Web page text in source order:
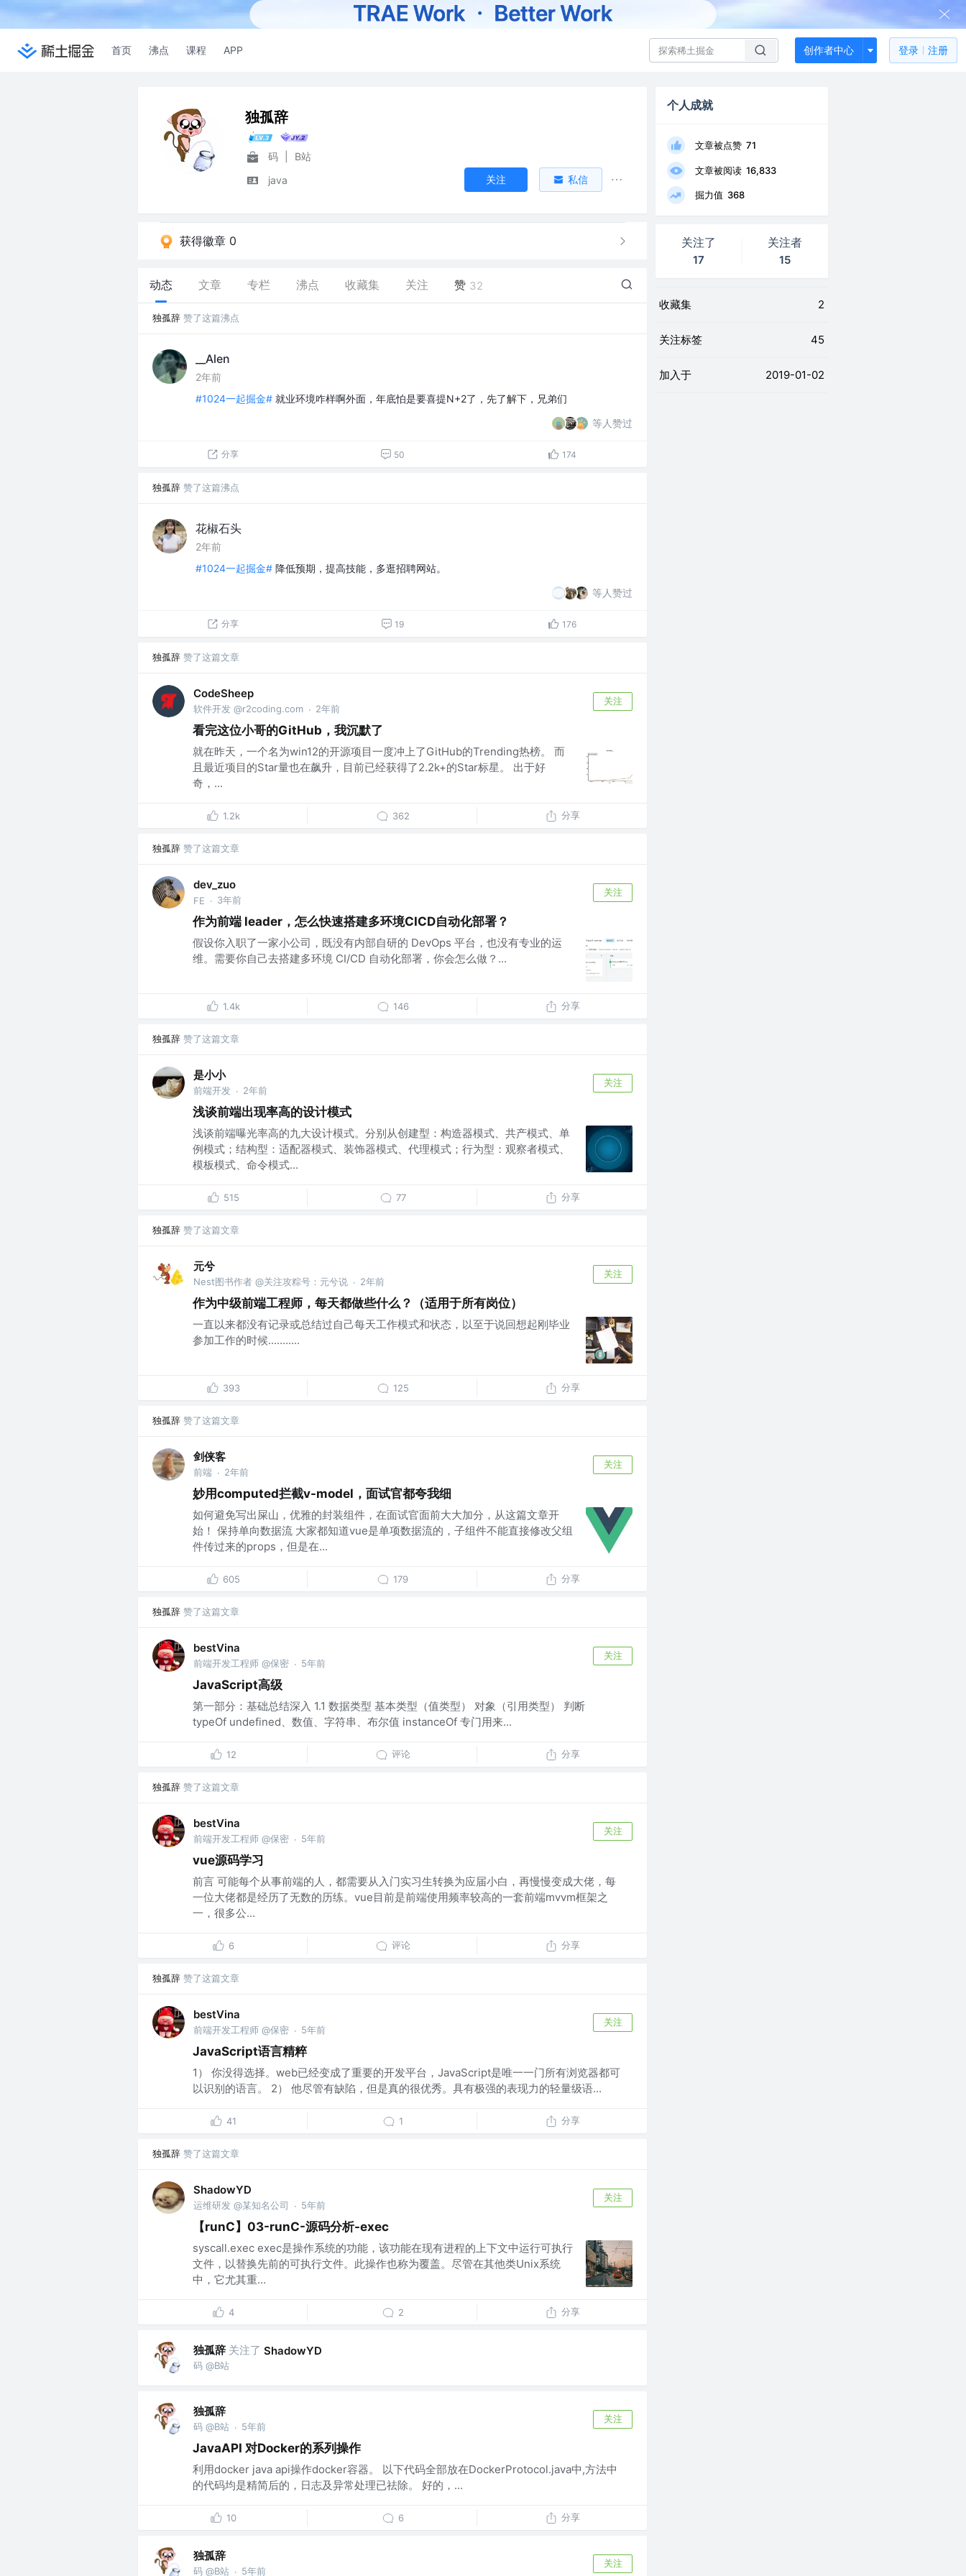
首页 沸点 课程 APP 创作者中心 登录 注册
独孤辞
码
B站
java
关注 私信
获得徽章 0
动态 文章 专栏 沸点 收藏集 关注 赞 32
独孤辞 赞了这篇沸点
__Alen
2年前
#1024一起掘金# 就业环境咋样啊外面，年底怕是要喜提N+2了，先了解下，兄弟们
等人赞过
分享 50 174
独孤辞 赞了这篇沸点
花椒石头
2年前
#1024一起掘金# 降低预期，提高技能，多逛招聘网站。
等人赞过
分享 19 176
独孤辞 赞了这篇文章
CodeSheep
软件开发 @r2coding.com · 2年前
关注
看完这位小哥的GitHub，我沉默了
就在昨天，一个名为win12的开源项目一度冲上了GitHub的Trending热榜。 而
且最近项目的Star量也在飙升，目前已经获得了2.2k+的Star标星。 出于好
奇，...
1.2k 362 分享
独孤辞 赞了这篇文章
dev_zuo
FE · 3年前
关注
作为前端 leader，怎么快速搭建多环境CICD自动化部署？
假设你入职了一家小公司，既没有内部自研的 DevOps 平台，也没有专业的运
维。需要你自己去搭建多环境 CI/CD 自动化部署，你会怎么做？...
1.4k 146 分享
独孤辞 赞了这篇文章
是小小
前端开发 · 2年前
关注
浅谈前端出现率高的设计模式
浅谈前端曝光率高的九大设计模式。分别从创建型：构造器模式、共产模式、单
例模式；结构型：适配器模式、装饰器模式、代理模式；行为型：观察者模式、
模板模式、命令模式...
515 77 分享
独孤辞 赞了这篇文章
元兮
Nest图书作者 @关注攻粽号：元兮说 · 2年前
关注
作为中级前端工程师，每天都做些什么？（适用于所有岗位）
一直以来都没有记录或总结过自己每天工作模式和状态，以至于说回想起刚毕业
参加工作的时候...........
393 125 分享
独孤辞 赞了这篇文章
剑侠客
前端 · 2年前
关注
妙用computed拦截v-model，面试官都夸我细
如何避免写出屎山，优雅的封装组件，在面试官面前大大加分，从这篇文章开
始！ 保持单向数据流 大家都知道vue是单项数据流的，子组件不能直接修改父组
件传过来的props，但是在...
605 179 分享
独孤辞 赞了这篇文章
bestVina
前端开发工程师 @保密 · 5年前
关注
JavaScript高级
第一部分：基础总结深入 1.1 数据类型 基本类型（值类型） 对象（引用类型） 判断
typeOf undefined、数值、字符串、布尔值 instanceOf 专门用来...
12 评论 分享
独孤辞 赞了这篇文章
bestVina
前端开发工程师 @保密 · 5年前
关注
vue源码学习
前言 可能每个从事前端的人，都需要从入门实习生转换为应届小白，再慢慢变成大佬，每
一位大佬都是经历了无数的历练。vue目前是前端使用频率较高的一套前端mvvm框架之
一，很多公...
6 评论 分享
独孤辞 赞了这篇文章
bestVina
前端开发工程师 @保密 · 5年前
关注
JavaScript语言精粹
1） 你没得选择。web已经变成了重要的开发平台，JavaScript是唯一一门所有浏览器都可
以识别的语言。 2） 他尽管有缺陷，但是真的很优秀。具有极强的表现力的轻量级语...
41 1 分享
独孤辞 赞了这篇文章
ShadowYD
运维研发 @某知名公司 · 5年前
关注
【runC】03-runC-源码分析-exec
syscall.exec exec是操作系统的功能，该功能在现有进程的上下文中运行可执行
文件，以替换先前的可执行文件。此操作也称为覆盖。尽管在其他类Unix系统
中，它尤其重...
4 2 分享
独孤辞 关注了 ShadowYD
码 @B站
独孤辞
码 @B站 · 5年前
关注
JavaAPI 对Docker的系列操作
利用docker java api操作docker容器。 以下代码全部放在DockerProtocol.java中,方法中
的代码均是精简后的，日志及异常处理已祛除。 好的，...
10 6 分享
独孤辞
码 @B站 · 5年前
关注
个人成就
文章被点赞 71
文章被阅读 16,833
掘力值 368
关注了
17
关注者
15
收藏集 2
关注标签 45
加入于 2019-01-02